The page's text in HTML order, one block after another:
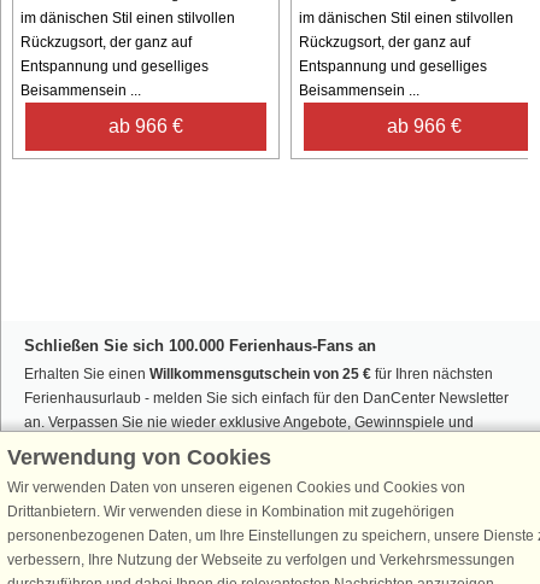
im dänischen Stil einen stilvollen
Rückzugsort, der ganz auf
Entspannung und geselliges
Beisammensein ...
ab 966 €
im dänischen Stil einen stilvollen
Rückzugsort, der ganz auf
Entspannung und geselliges
Beisammensein ...
ab 966 €
Schließen Sie sich 100.000 Ferienhaus-Fans an
Erhalten Sie einen Willkommensgutschein von 25 € für Ihren nächsten
Ferienhausurlaub - melden Sie sich einfach für den DanCenter Newsletter
an. Verpassen Sie nie wieder exklusive Angebote, Gewinnspiele und
Urlaubstipps!
Newsletter abonnieren
Verwendung von Cookies
Wir verwenden Daten von unseren eigenen Cookies und Cookies von
Drittanbietern. Wir verwenden diese in Kombination mit zugehörigen
personenbezogenen Daten, um Ihre Einstellungen zu speichern, unsere Dienste
verbessern, Ihre Nutzung der Webseite zu verfolgen und Verkehrsmessungen